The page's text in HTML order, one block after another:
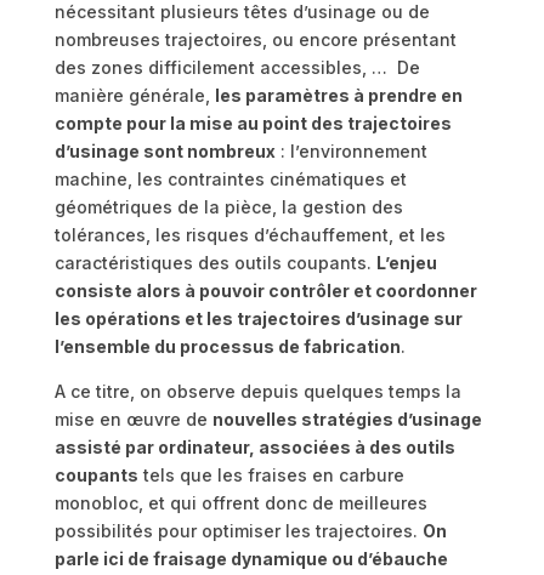
nécessitant plusieurs têtes d’usinage ou de
nombreuses trajectoires, ou encore présentant
des zones difficilement accessibles, … De
manière générale, les paramètres à prendre en
compte pour la mise au point des trajectoires
d’usinage sont nombreux : l’environnement
machine, les contraintes cinématiques et
géométriques de la pièce, la gestion des
tolérances, les risques d’échauffement, et les
caractéristiques des outils coupants. L’enjeu
consiste alors à pouvoir contrôler et coordonner
les opérations et les trajectoires d’usinage sur
l’ensemble du processus de fabrication.
A ce titre, on observe depuis quelques temps la
mise en œuvre de nouvelles stratégies d’usinage
assisté par ordinateur, associées à des outils
coupants tels que les fraises en carbure
monobloc, et qui offrent donc de meilleures
possibilités pour optimiser les trajectoires. On
parle ici de fraisage dynamique ou d’ébauche